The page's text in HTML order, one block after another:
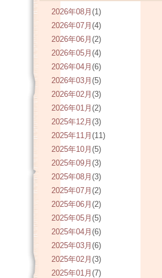
2026年08月 (1)
2026年07月 (4)
2026年06月 (2)
2026年05月 (4)
2026年04月 (6)
2026年03月 (5)
2026年02月 (3)
2026年01月 (2)
2025年12月 (3)
2025年11月 (11)
2025年10月 (5)
2025年09月 (3)
2025年08月 (3)
2025年07月 (2)
2025年06月 (2)
2025年05月 (5)
2025年04月 (6)
2025年03月 (6)
2025年02月 (3)
2025年01月 (7)